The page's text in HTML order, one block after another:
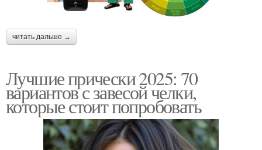
читать дальше →
Лучшие прически 2025: 70
вариантов с завесой челки,
которые стоит попробовать